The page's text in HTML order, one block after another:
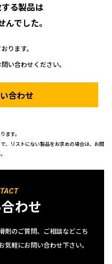
る製品は
んでした。
ります。
い合わせください。
合わせ
ます。
、リストにない製品をお求めの場合は、お問
わせ
剤のご質問、ご相談などこち
軽にお問い合わせ下さい。